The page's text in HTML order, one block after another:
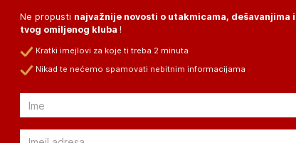
Ne propusti najvažnije novosti o utakmicama, dešavanjima
tvog omiljenog kluba !
Kratki imejlovi za koje ti treba 2 minuta
Nikad te nećemo spamovati nebitnim informacijama
Email
Email